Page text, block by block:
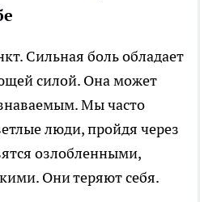
Сильная боль обладает
силой. Она может
Мы часто
люди, пройдя через
озлобленными,
Они теряют себя.